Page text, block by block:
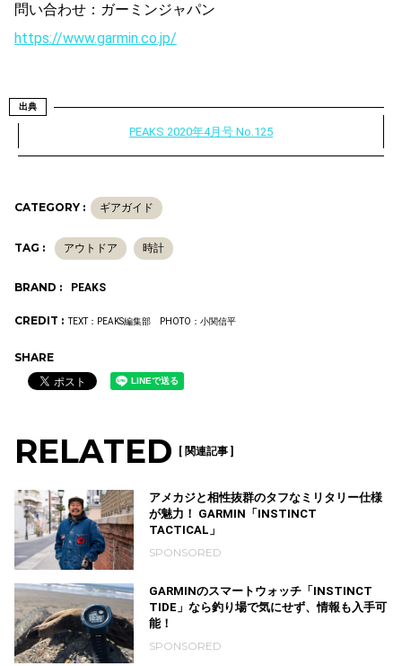
問い合わせ：ガーミンジャパン
https://www.garmin.co.jp/
出典
PEAKS 2020年4月号 No.125
CATEGORY : ギアガイド
TAG : アウトドア 時計
BRAND : PEAKS
CREDIT : TEXT：PEAKS編集部 PHOTO：小関信平
SHARE
RELATED [ 関連記事 ]
アメカジと相性抜群のタフなミリタリー仕様
が魅力！ GARMIN「INSTINCT
TACTICAL」
SPONSORED
GARMINのスマートウォッチ「INSTINCT
TIDE」なら釣り場で気にせず、情報も入手可
能！
SPONSORED